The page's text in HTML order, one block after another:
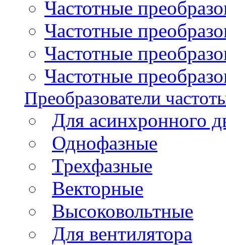
Частотные
Частотные
Частотные
Частотные
Преобразователи
Для асинхронного
Однофазные
Трехфазные
Векторные
Высоковольтные
Для вентилятора